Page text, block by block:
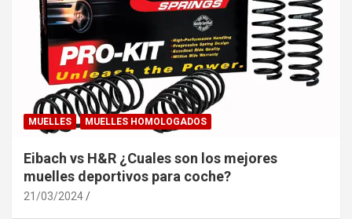
MUELLES MUELLES HOMOLOGADOS
Eibach vs H&R ¿Cuales son los mejores
muelles deportivos para coche?
21/03/2024